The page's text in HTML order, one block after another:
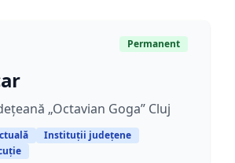
Permanent
„Octavian Goga” Cluj
Instituții județene